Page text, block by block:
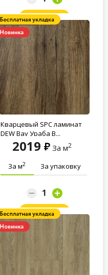
Заказать
Кварцевый SPC ламинат
DEW Bay Ураба B...
2019 За м2
За м2 За упаковку
Заказать